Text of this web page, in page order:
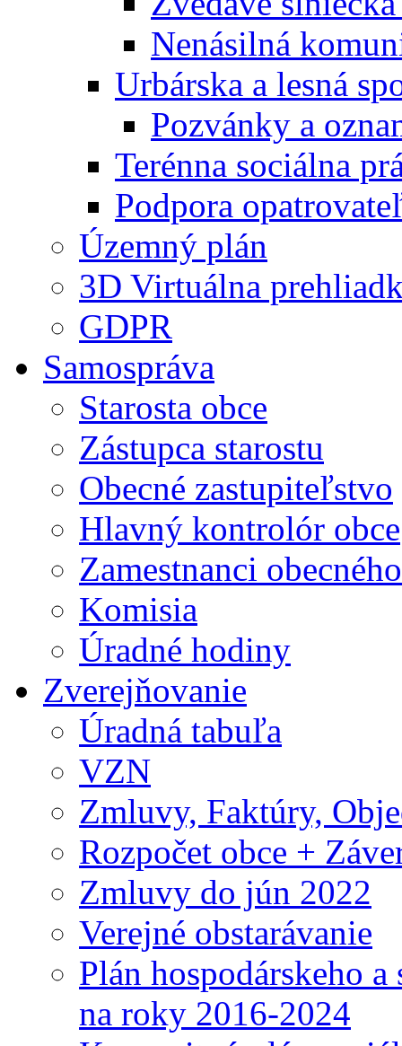
Nenásilná
Urbárska a lesná
Pozvánky a
Terénna sociálna
Podpora
Územný plán
3D Virtuálna
GDPR
Samospráva
Starosta obce
Zástupca starostu
Obecné zastupiteľstvo
Hlavný kontrolór obce
Zamestnanci
Komisia
Úradné hodiny
Zverejňovanie
Úradná tabuľa
VZN
Zmluvy, Faktúry,
Rozpočet obce +
Zmluvy do jún 2022
Verejné obstarávanie
Plán hospodárskeho
na roky 2016-2024